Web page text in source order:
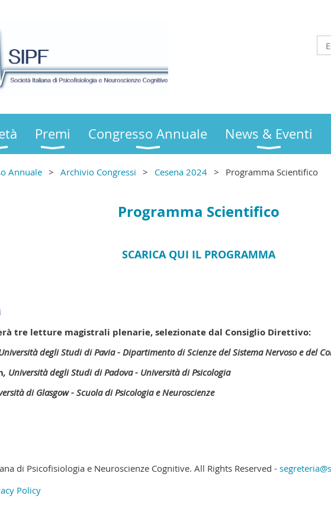
Premi Congresso Annuale News & Eventi
Annuale Archivio Congressi Cesena 2024 Programma Scientifico
Programma Scientifico
SCARICA QUI IL PROGRAMMA
tre letture magistrali plenarie, selezionate dal Consiglio Direttivo:
degli Studi di Pavia - Dipartimento di Scienze del Sistema Nervoso e del
, Università degli Studi di Padova - Università di Psicologia
di Glasgow - Scuola di Psicologia e Neuroscienze
di Psicofisiologia e Neuroscienze Cognitive. All Rights Reserved -
Policy